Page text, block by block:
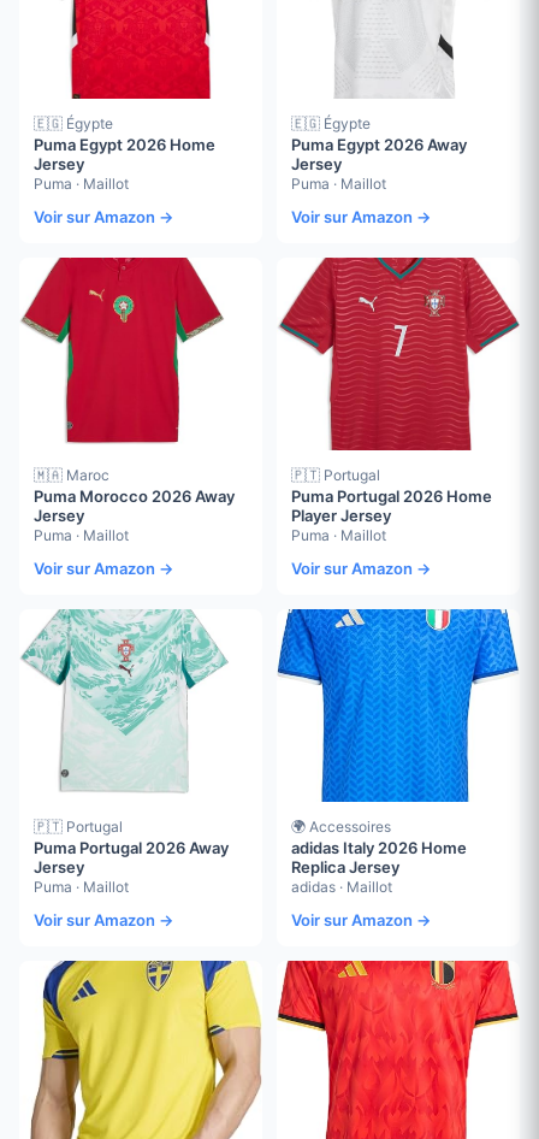
🇪🇬 Égypte
Puma Egypt 2026 Home
Jersey
Puma · Maillot
Voir sur Amazon →
🇪🇬 Égypte
Puma Egypt 2026 Away
Jersey
Puma · Maillot
Voir sur Amazon →
🇲🇦 Maroc
Puma Morocco 2026 Away
Jersey
Puma · Maillot
Voir sur Amazon →
🇵🇹 Portugal
Puma Portugal 2026 Home
Player Jersey
Puma · Maillot
Voir sur Amazon →
🇵🇹 Portugal
Puma Portugal 2026 Away
Jersey
Puma · Maillot
Voir sur Amazon →
🌍 Accessoires
adidas Italy 2026 Home
Replica Jersey
adidas · Maillot
Voir sur Amazon →